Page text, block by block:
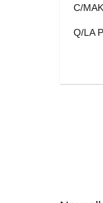
C/
Q/LA